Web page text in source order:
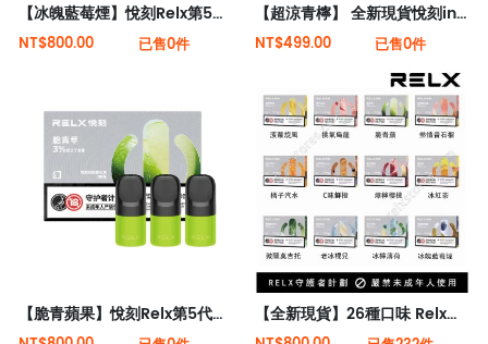
【冰魄藍莓煙】悅刻Relx第5代幻影霧化煙彈 藍莓烤煙味
NT$800.00 已售0件
【超涼青檸】 全新現貨悅刻infinity 2六代煙彈(煙彈x1)(通用Relx 4, 5代主機)
NT$499.00 已售0件
【脆青蘋果】悅刻Relx第5代幻影霧化煙彈 【全新現貨】26種口味 Relx悅刻第5代幻影霧化煙彈